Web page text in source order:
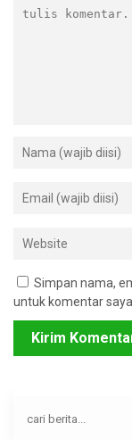
Simpan nama,
untuk komentar